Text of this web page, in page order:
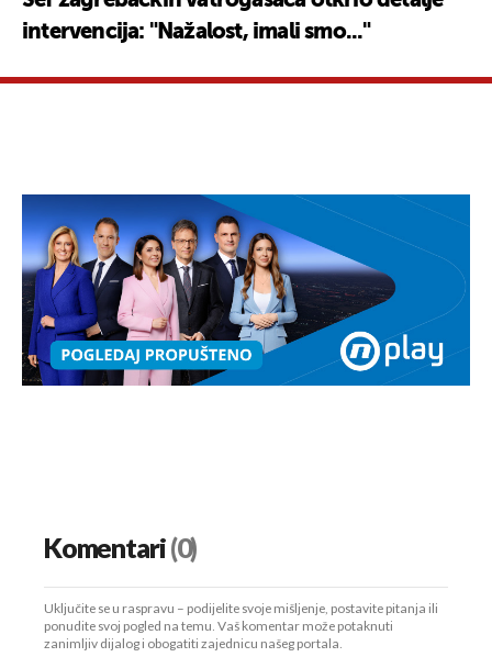
intervencija: "Nažalost, imali smo..."
Komentari(0)
Uključite se u raspravu – podijelite svoje mišljenje, postavite pitanja ili
ponudite svoj pogled na temu. Vaš komentar može potaknuti
zanimljiv dijalog i obogatiti zajednicu našeg portala.